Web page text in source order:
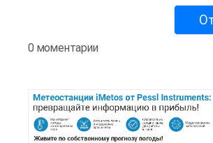
0 моментарии